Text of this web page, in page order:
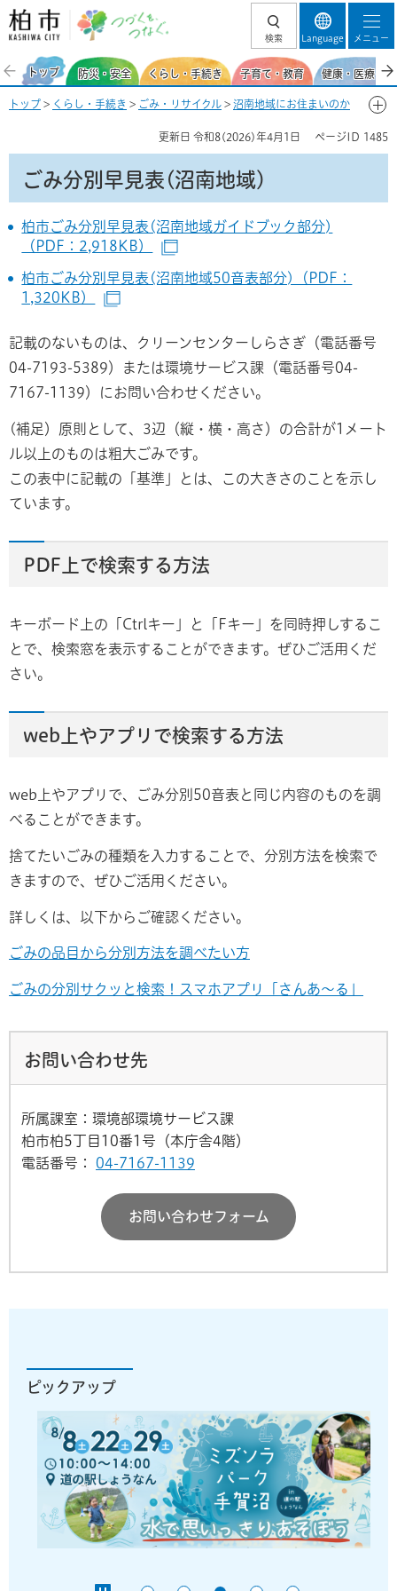
柏市 つづくを、
検索 Language メニュー
トップ 防災・安全 くらし・手続き 子育て・教育 健康・医療・
トップ > くらし・手続き > ごみ・リサイクル > 沼南地域にお住まいのか
更新日 令和8(2026)年4月1日 ページID 1485
ごみ分別早見表(沼南地域)
柏市ごみ分別早見表(沼南地域ガイドブック部分)
（PDF：2,918KB）
柏市ごみ分別早見表(沼南地域50音表部分)（PDF：
1,320KB）
記載のないものは、クリーンセンターしらさぎ（電話番号
04-7193-5389）または環境サービス課（電話番号04-
7167-1139）にお問い合わせください。
(補足）原則として、3辺（縦・横・高さ）の合計が1メート
ル以上のものは粗大ごみです。
この表中に記載の「基準」とは、この大きさのことを示し
ています。
PDF上で検索する方法
キーボード上の「Ctrlキー」と「Fキー」を同時押しするこ
とで、検索窓を表示することができます。ぜひご活用くだ
さい。
web上やアプリで検索する方法
web上やアプリで、ごみ分別50音表と同じ内容のものを調
べることができます。
捨てたいごみの種類を入力することで、分別方法を検索で
きますので、ぜひご活用ください。
詳しくは、以下からご確認ください。
ごみの品目から分別方法を調べたい方
ごみの分別サクッと検索！スマホアプリ「さんあ～る」
お問い合わせ先
所属課室：環境部環境サービス課
柏市柏5丁目10番1号（本庁舎4階）
電話番号：
04-7167-1139
お問い合わせフォーム
ピックアップ